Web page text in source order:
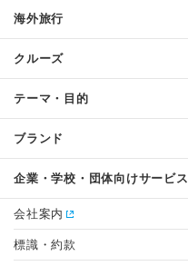
海外旅行
クルーズ
テーマ・目的
ブランド
企業・学校・団体向けサービス
会社案内
標識・約款